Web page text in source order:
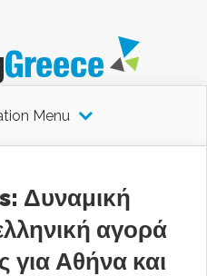
Menu
Δυναμική
αγορά
για Αθήνα και